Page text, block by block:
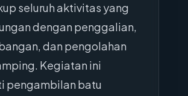
seluruh aktivitas yang
dengan penggalian,
dan pengolahan
Kegiatan ini
pengambilan batu